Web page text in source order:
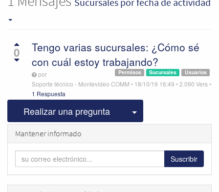
Sucursales por fecha de actividad
0
Tengo varias sucursales: ¿Cómo sé
con cuál estoy trabajando?
Usuarios
Sucursales
Permisos
por
Soporte técnico - Montevideo COMM • 18/10/19 16:49 •2.090 Vers•
1 Respuesta
Realizar una pregunta Seleccionar
Mantener informado
Suscribir